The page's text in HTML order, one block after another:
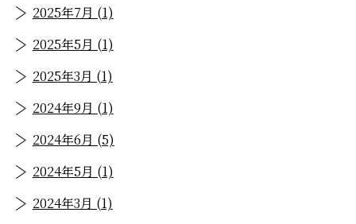
2025年7月 (1)
2025年5月 (1)
2025年3月 (1)
2024年9月 (1)
2024年6月 (5)
2024年5月 (1)
2024年3月 (1)